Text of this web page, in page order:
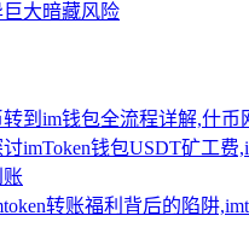
大暗藏风险
转到im钱包全流程详解,什币
imToken钱包USDT矿工费
账
转账福利背后的陷阱